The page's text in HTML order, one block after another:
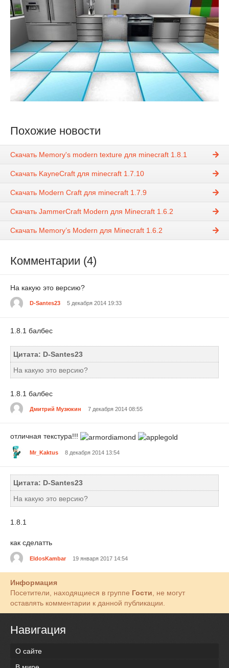
Похожие новости
Скачать Memory's modern texture для minecraft 1.8.1
Скачать KayneCraft для minecraft 1.7.10
Скачать Modern Craft для minecraft 1.7.9
Скачать JammerCraft Modern для Minecraft 1.6.2
Скачать Memory’s Modern для Minecraft 1.6.2
Комментарии (4)
На какую это версию?
D-Santes23 5 декабря 2014 19:33
1.8.1 балбес
Цитата: D-Santes23
На какую это версию?
1.8.1 балбес
Дмитрий Музюкин 7 декабря 2014 08:55
отличная текстура!!!
Mr_Kaktus 8 декабря 2014 13:54
Цитата: D-Santes23
На какую это версию?
1.8.1
как сделатть
EldosKambar 19 января 2017 14:54
Информация
Посетители, находящиеся в группе Гости, не могут
оставлять комментарии к данной публикации.
Навигация
О сайте